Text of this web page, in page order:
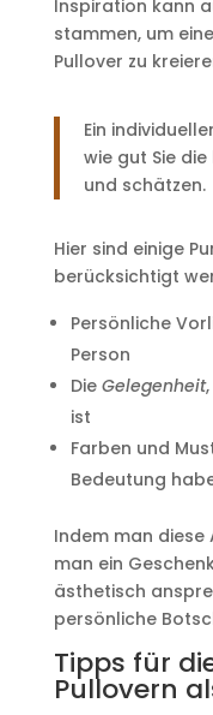
Inspiration kann
stammen, um
Pullover zu
Ein
wie gut Sie
und schätzen.
Hier sind einige
berücksichtigt
Persönliche
Person
Die Gelegenheit
ist
Farben und
Bedeutung
Indem man
man ein
ästhetisch
persönliche
Tipps für
Pullovern